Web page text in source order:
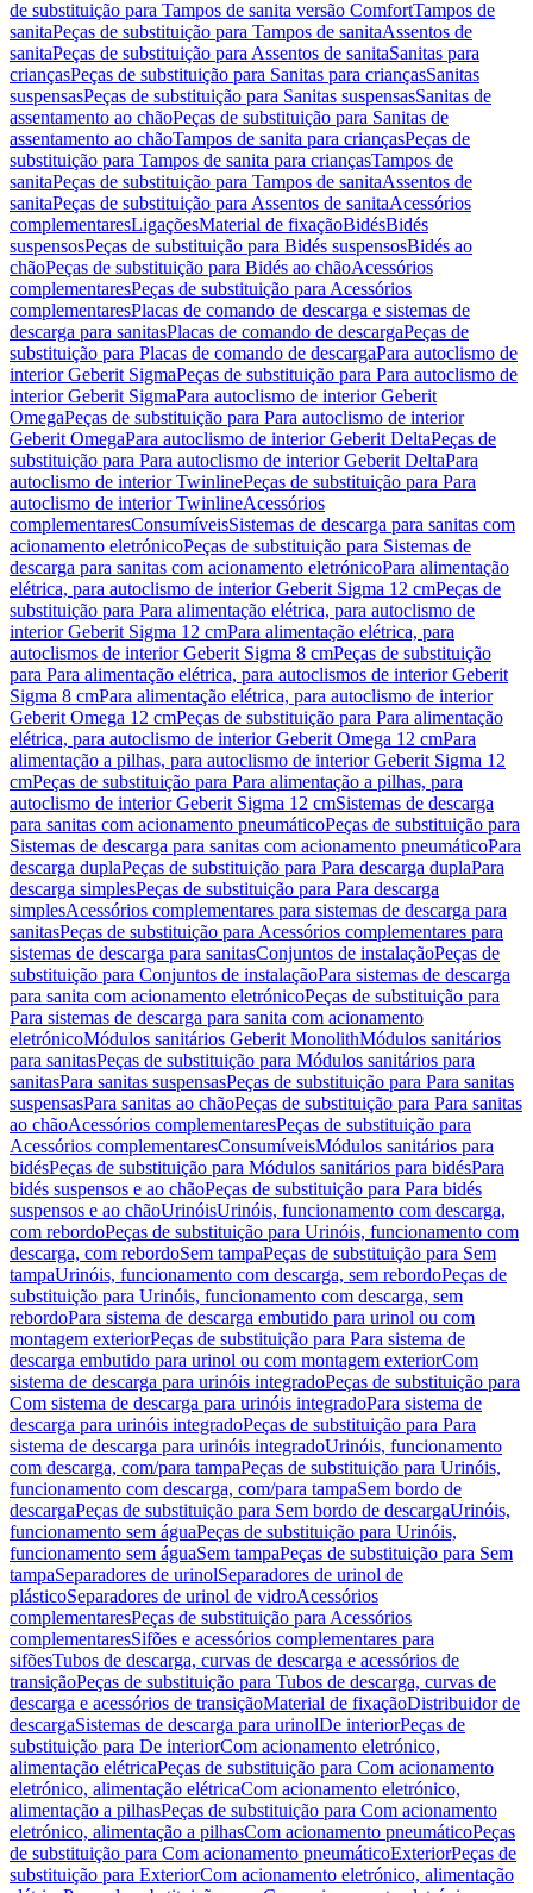
de substituição para Tampos de sanita versão ComfortTampos de
sanitaPeças de substituição para Tampos de sanitaAssentos de
sanitaPeças de substituição para Assentos de sanitaSanitas para
criançasPeças de substituição para Sanitas para criançasSanitas
suspensasPeças de substituição para Sanitas suspensasSanitas de
assentamento ao chãoPeças de substituição para Sanitas de
assentamento ao chãoTampos de sanita para criançasPeças de
substituição para Tampos de sanita para criançasTampos de
sanitaPeças de substituição para Tampos de sanitaAssentos de
sanitaPeças de substituição para Assentos de sanitaAcessórios
complementaresLigaçõesMaterial de fixaçãoBidésBidés
suspensosPeças de substituição para Bidés suspensosBidés ao
chãoPeças de substituição para Bidés ao chãoAcessórios
complementaresPeças de substituição para Acessórios
complementaresPlacas de comando de descarga e sistemas de
descarga para sanitasPlacas de comando de descargaPeças de
substituição para Placas de comando de descargaPara autoclismo de
interior Geberit SigmaPeças de substituição para Para autoclismo de
interior Geberit SigmaPara autoclismo de interior Geberit
OmegaPeças de substituição para Para autoclismo de interior
Geberit OmegaPara autoclismo de interior Geberit DeltaPeças de
substituição para Para autoclismo de interior Geberit DeltaPara
autoclismo de interior TwinlinePeças de substituição para Para
autoclismo de interior TwinlineAcessórios
complementaresConsumíveisSistemas de descarga para sanitas com
acionamento eletrónicoPeças de substituição para Sistemas de
descarga para sanitas com acionamento eletrónicoPara alimentação
elétrica, para autoclismo de interior Geberit Sigma 12 cmPeças de
substituição para Para alimentação elétrica, para autoclismo de
interior Geberit Sigma 12 cmPara alimentação elétrica, para
autoclismos de interior Geberit Sigma 8 cmPeças de substituição
para Para alimentação elétrica, para autoclismos de interior Geberit
Sigma 8 cmPara alimentação elétrica, para autoclismo de interior
Geberit Omega 12 cmPeças de substituição para Para alimentação
elétrica, para autoclismo de interior Geberit Omega 12 cmPara
alimentação a pilhas, para autoclismo de interior Geberit Sigma 12
cmPeças de substituição para Para alimentação a pilhas, para
autoclismo de interior Geberit Sigma 12 cmSistemas de descarga
para sanitas com acionamento pneumáticoPeças de substituição para
Sistemas de descarga para sanitas com acionamento pneumáticoPara
descarga duplaPeças de substituição para Para descarga duplaPara
descarga simplesPeças de substituição para Para descarga
simplesAcessórios complementares para sistemas de descarga para
sanitasPeças de substituição para Acessórios complementares para
sistemas de descarga para sanitasConjuntos de instalaçãoPeças de
substituição para Conjuntos de instalaçãoPara sistemas de descarga
para sanita com acionamento eletrónicoPeças de substituição para
Para sistemas de descarga para sanita com acionamento
eletrónicoMódulos sanitários Geberit MonolithMódulos sanitários
para sanitasPeças de substituição para Módulos sanitários para
sanitasPara sanitas suspensasPeças de substituição para Para sanitas
suspensasPara sanitas ao chãoPeças de substituição para Para sanitas
ao chãoAcessórios complementaresPeças de substituição para
Acessórios complementaresConsumíveisMódulos sanitários para
bidésPeças de substituição para Módulos sanitários para bidésPara
bidés suspensos e ao chãoPeças de substituição para Para bidés
suspensos e ao chãoUrinóisUrinóis, funcionamento com descarga,
com rebordoPeças de substituição para Urinóis, funcionamento com
descarga, com rebordoSem tampaPeças de substituição para Sem
tampaUrinóis, funcionamento com descarga, sem rebordoPeças de
substituição para Urinóis, funcionamento com descarga, sem
rebordoPara sistema de descarga embutido para urinol ou com
montagem exteriorPeças de substituição para Para sistema de
descarga embutido para urinol ou com montagem exteriorCom
sistema de descarga para urinóis integradoPeças de substituição para
Com sistema de descarga para urinóis integradoPara sistema de
descarga para urinóis integradoPeças de substituição para Para
sistema de descarga para urinóis integradoUrinóis, funcionamento
com descarga, com/para tampaPeças de substituição para Urinóis,
funcionamento com descarga, com/para tampaSem bordo de
descargaPeças de substituição para Sem bordo de descargaUrinóis,
funcionamento sem águaPeças de substituição para Urinóis,
funcionamento sem águaSem tampaPeças de substituição para Sem
tampaSeparadores de urinolSeparadores de urinol de
plásticoSeparadores de urinol de vidroAcessórios
complementaresPeças de substituição para Acessórios
complementaresSifões e acessórios complementares para
sifõesTubos de descarga, curvas de descarga e acessórios de
transiçãoPeças de substituição para Tubos de descarga, curvas de
descarga e acessórios de transiçãoMaterial de fixaçãoDistribuidor de
descargaSistemas de descarga para urinolDe interiorPeças de
substituição para De interiorCom acionamento eletrónico,
alimentação elétricaPeças de substituição para Com acionamento
eletrónico, alimentação elétricaCom acionamento eletrónico,
alimentação a pilhasPeças de substituição para Com acionamento
eletrónico, alimentação a pilhasCom acionamento pneumáticoPeças
de substituição para Com acionamento pneumáticoExteriorPeças de
substituição para ExteriorCom acionamento eletrónico, alimentação